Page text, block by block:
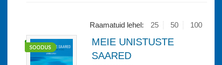
Raamatuid lehel: 25 50 100
MEIE UNISTUSTE
SAARED